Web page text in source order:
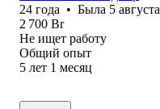
24 года • Была 5 августа
2 700 Br
Не ищет работу
Общий опыт
5 лет 1 месяц